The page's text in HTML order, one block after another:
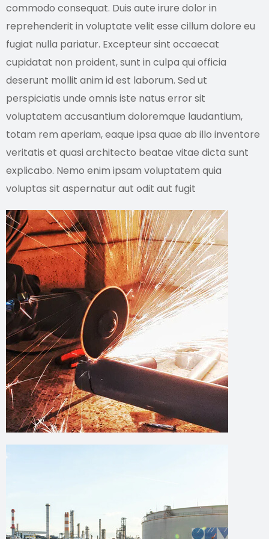
commodo consequat. Duis aute irure dolor in
reprehenderit in voluptate velit esse cillum dolore eu
fugiat nulla pariatur. Excepteur sint occaecat
cupidatat non proident, sunt in culpa qui officia
deserunt mollit anim id est laborum. Sed ut
perspiciatis unde omnis iste natus error sit
voluptatem accusantium doloremque laudantium,
totam rem aperiam, eaque ipsa quae ab illo inventore
veritatis et quasi architecto beatae vitae dicta sunt
explicabo. Nemo enim ipsam voluptatem quia
voluptas sit aspernatur aut odit aut fugit